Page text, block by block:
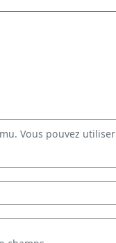
Vous pouvez utiliser